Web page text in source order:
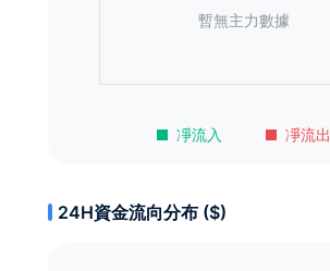
凈流入 凈流出
暫無主力數據
24H資金流向分布 ($)